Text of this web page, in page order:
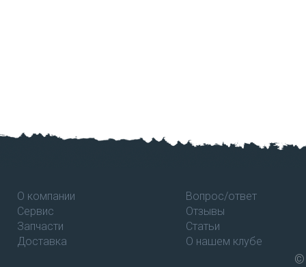
О компании
Сервис
Запчасти
Доставка
Вопрос/ответ
Отзывы
Статьи
О нашем клубе
©